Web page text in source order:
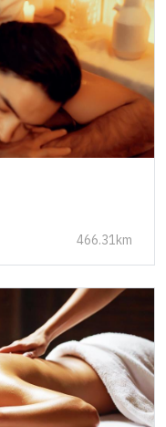
466.31km